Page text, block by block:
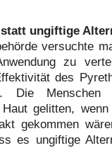
ungiftige
versuchte
zu
des
Die
gelitten,
gekommen
es ungiftige